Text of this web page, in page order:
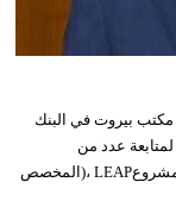
مكتب بيروت في البنك
عدد من
المشاريع قيد التنفيذ، وجرى التركيز بشكل خاص على مشروعLEAP ،(المخصص